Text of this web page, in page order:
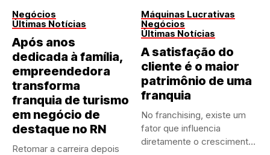
Negócios
Últimas Notícias
Após anos
dedicada à família,
empreendedora
transforma
franquia de turismo
em negócio de
destaque no RN
Retomar a carreira depois
Máquinas Lucrativas
Negócios
Últimas Notícias
A satisfação do
cliente é o maior
patrimônio de uma
franquia
No franchising, existe um
fator que influencia
diretamente o crescimento